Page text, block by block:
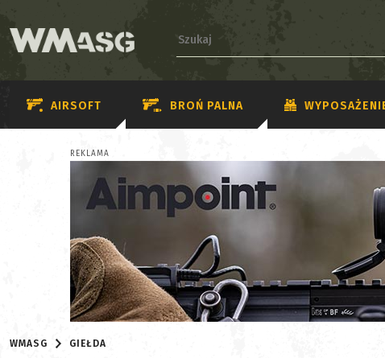
AIRSOFT BROŃ PALNA
REKLAMA
WMASG GIEŁDA